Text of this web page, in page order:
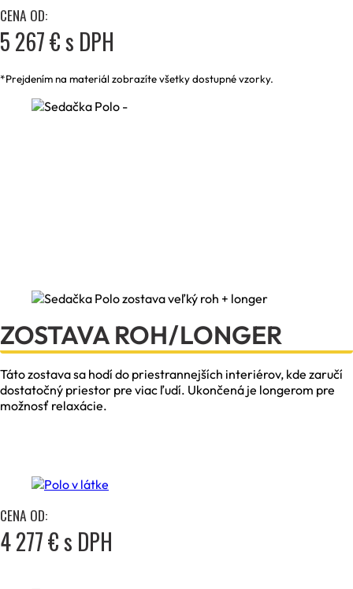
CENA OD:
5 267 € s DPH
*Prejdením na materiál zobrazíte všetky dostupné vzorky.
ZOSTAVA ROH/LONGER
Táto zostava sa hodí do priestrannejších interiérov, kde zaručí
dostatočný priestor pre viac ľudí. Ukončená je longerom pre
možnosť relaxácie.
CENA OD:
4 277 € s DPH